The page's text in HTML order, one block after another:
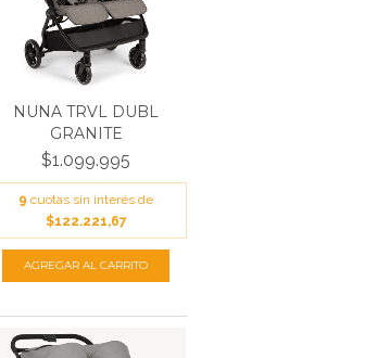
NUNA TRVL DUBL
GRANITE
$1.099.995
9 cuotas sin interés de
$122.221,67